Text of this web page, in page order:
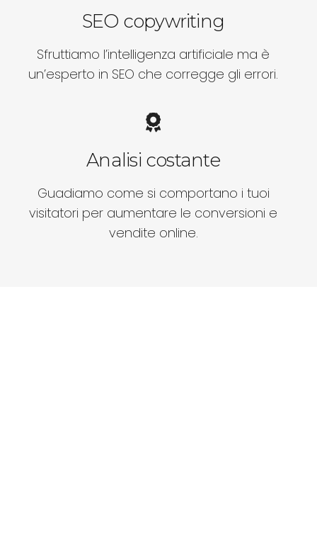
SEO copywriting
Sfruttiamo l’intelligenza artificiale ma è
un’esperto in SEO che corregge gli errori.
Analisi costante
Guadiamo come si comportano i tuoi
visitatori per aumentare le conversioni e
vendite online.